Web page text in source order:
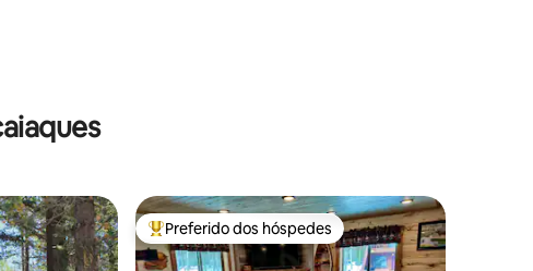
Entre os melhores preferidos dos hóspedes
Preferido dos hóspedes